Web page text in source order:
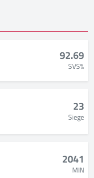
92.69
SVS%
23
Siege
2041
MIN